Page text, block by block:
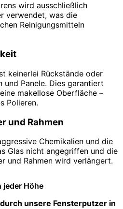
wird ausschließlich
verwendet, was die
Reinigungsmitteln
keinerlei Rückstände oder
und Panele. Dies garantiert
makellose Oberfläche –
Polieren.
und Rahmen
Chemikalien und die
Glas nicht angegriffen und die
und Rahmen wird verlängert.
jeder Höhe
unsere Fensterputzer in